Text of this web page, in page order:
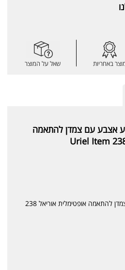
באחריות שאל על המוצר
אצבע עם צמדן להתאמה
סד ליישור וקיבוע אצבע עם צמדן להתאמה אופטימלית אוריאל 238